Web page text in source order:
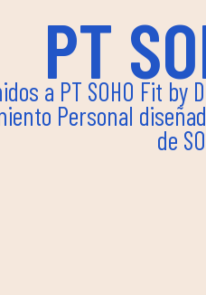
PT
a PT SOHO Fit
Personal
de